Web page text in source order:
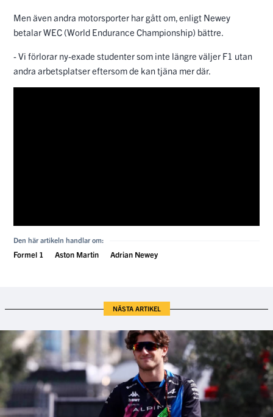
Men även andra motorsporter har gått om, enligt Newey
betalar WEC (World Endurance Championship) bättre.
- Vi förlorar ny-exade studenter som inte längre väljer F1 utan
andra arbetsplatser eftersom de kan tjäna mer där.
Den här artikeln handlar om:
Formel 1 Aston Martin Adrian Newey
NÄSTA ARTIKEL